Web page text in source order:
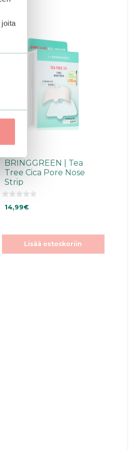
BRINGGREEN | Tea
Tree Cica Pore Nose
Strip
ä
14,99€
Lisää ostoskoriin